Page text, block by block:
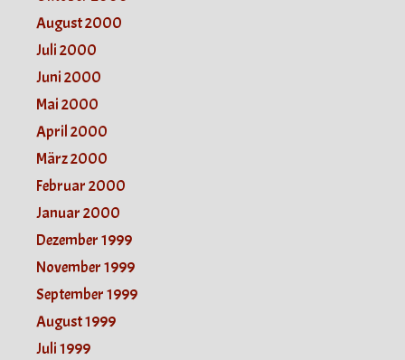
August 2000
Juli 2000
Juni 2000
Mai 2000
April 2000
März 2000
Februar 2000
Januar 2000
Dezember 1999
November 1999
September 1999
August 1999
Juli 1999